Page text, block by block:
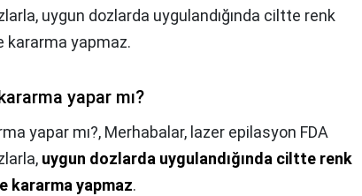
uygun dozlarda uygulandığında ciltte renk
kararma yapmaz.
yapar mı?
yapar mı?, Merhabalar, lazer epilasyon FDA
uygun dozlarda uygulandığında ciltte renk
kararma yapmaz.